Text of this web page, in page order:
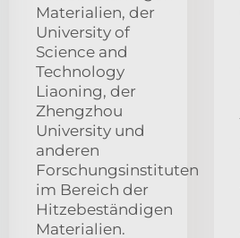
Materialien, der
University of
Science and
Technology
Liaoning, der
Zhengzhou
University und
anderen
Forschungsinstituten
im Bereich der
Hitzebeständigen
Materialien.